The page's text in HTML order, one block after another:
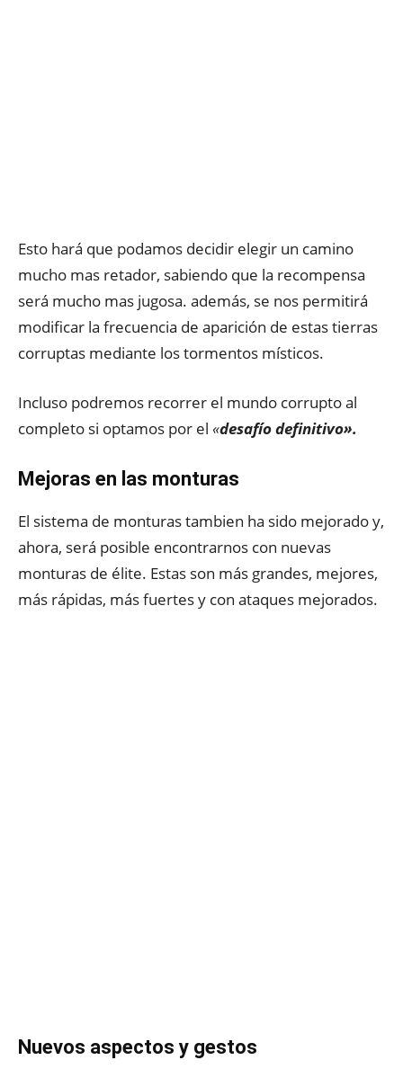
Esto hará que podamos decidir elegir un camino
mucho mas retador, sabiendo que la recompensa
será mucho mas jugosa. además, se nos permitirá
modificar la frecuencia de aparición de estas tierras
corruptas mediante los tormentos místicos.
Incluso podremos recorrer el mundo corrupto al
completo si optamos por el «desafío definitivo».
Mejoras en las monturas
El sistema de monturas tambien ha sido mejorado y,
ahora, será posible encontrarnos con nuevas
monturas de élite. Estas son más grandes, mejores,
más rápidas, más fuertes y con ataques mejorados.
Nuevos aspectos y gestos